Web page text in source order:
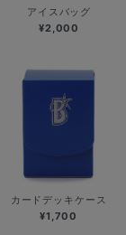
アイスバッグ
¥2,000
カードデッキケース
¥1,700